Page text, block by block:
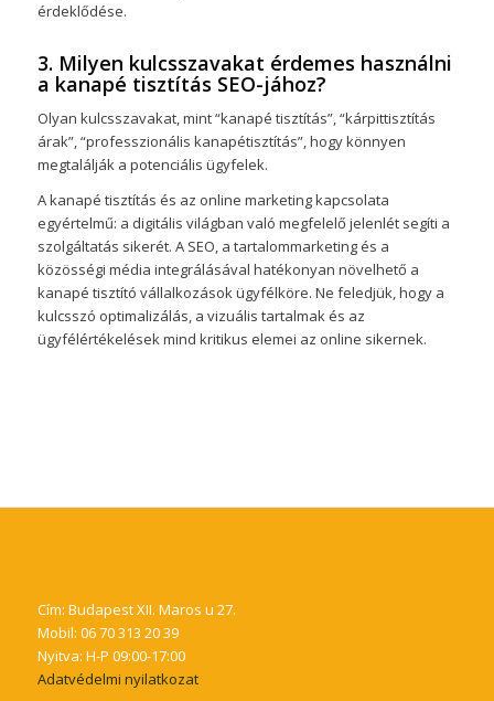
érdeklődése.
3. Milyen kulcsszavakat érdemes használni
a kanapé tisztítás SEO-jához?
Olyan kulcsszavakat, mint “kanapé tisztítás”, “kárpittisztítás
árak”, “professzionális kanapétisztítás”, hogy könnyen
megtalálják a potenciális ügyfelek.
A kanapé tisztítás és az online marketing kapcsolata
egyértelmű: a digitális világban való megfelelő jelenlét segíti a
szolgáltatás sikerét. A SEO, a tartalommarketing és a
közösségi média integrálásával hatékonyan növelhető a
kanapé tisztító vállalkozások ügyfélköre. Ne feledjük, hogy a
kulcsszó optimalizálás, a vizuális tartalmak és az
ügyfélértékelések mind kritikus elemei az online sikernek.
Cím: Budapest XII. Maros u 27.
Mobil: 06 70 313 20 39
Nyitva: H-P 09:00-17:00
Adatvédelmi nyilatkozat